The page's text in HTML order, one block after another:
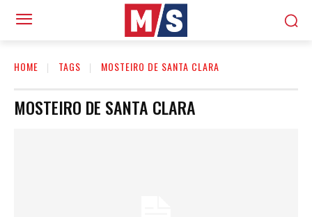
HOME TAGS MOSTEIRO DE SANTA CLARA
MOSTEIRO DE SANTA CLARA